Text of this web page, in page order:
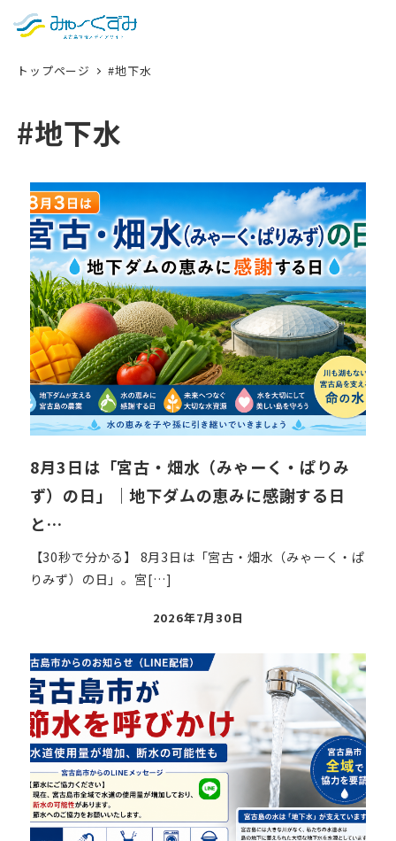
トップページ #地下水
#地下水
8月3日は「宮古・畑水（みゃーく・ぱりみ
ず）の日」｜地下ダムの恵みに感謝する日
と…
【30秒で分かる】 8月3日は「宮古・畑水（みゃーく・ぱ
りみず）の日」。宮[…]
投
日
2026年7月30日